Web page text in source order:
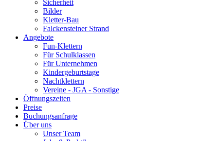
Sicherheit
Bilder
Kletter-Bau
Falckensteiner Strand
Angebote
Fun-Klettern
Für Schulklassen
Für Unternehmen
Kindergeburtstage
Nachtklettern
Vereine - JGA - Sonstige
Öffnungszeiten
Preise
Buchungsanfrage
Über uns
Unser Team